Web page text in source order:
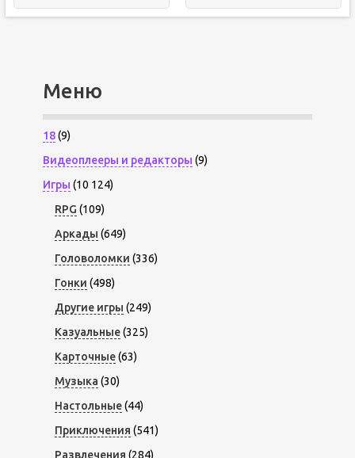
Меню
18(9)
Видеоплееры и редакторы (9)
Игры (10 124)
RPG (109)
Аркады (649)
Головоломки (336)
Гонки (498)
Другие игры (249)
Казуальные(325)
Карточные(63)
Музыка (30)
Настольные(44)
Приключения (541)
Развлечения (284)